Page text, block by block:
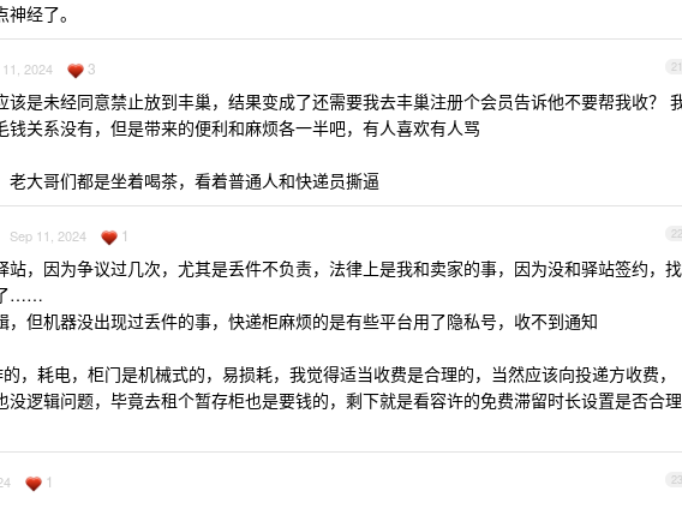
经了。
21
11, 2024 3
该是未经同意禁止放到丰巢，结果变成了还需要我去丰巢注册个会员告诉他不要帮我收？
钱关系没有，但是带来的便利和麻烦各一半吧，有人喜欢有人骂
老大哥们都是坐着喝茶，看着普通人和快递员撕逼
22
Sep 11, 2024 1
站，因为争议过几次，尤其是丢件不负责，法律上是我和卖家的事，因为没和驿站签约，找
……
，但机器没出现过丢件的事，快递柜麻烦的是有些平台用了隐私号，收不到通知
，耗电，柜门是机械式的，易损耗，我觉得适当收费是合理的，当然应该向投递方收费，
没逻辑问题，毕竟去租个暂存柜也是要钱的，剩下就是看容许的免费滞留时长设置是否合理
23
1